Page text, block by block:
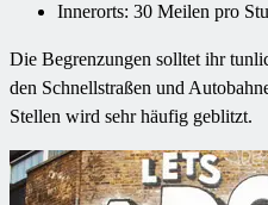
Innerorts: 30 Meilen pro
Die Begrenzungen solltet ihr
den Schnellstraßen und
Stellen wird sehr häufig geblitzt.